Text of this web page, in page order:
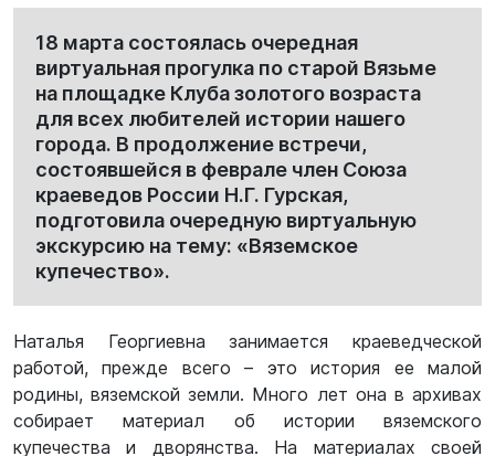
18 марта состоялась очередная
виртуальная прогулка по старой Вязьме
на площадке Клуба золотого возраста
для всех любителей истории нашего
города. В продолжение встречи,
состоявшейся в феврале член Союза
краеведов России Н.Г. Гурская,
подготовила очередную виртуальную
экскурсию на тему: «Вяземское
купечество».
Наталья Георгиевна занимается краеведческой
работой, прежде всего – это история ее малой
родины, вяземской земли. Много лет она в архивах
собирает материал об истории вяземского
купечества и дворянства. На материалах своей